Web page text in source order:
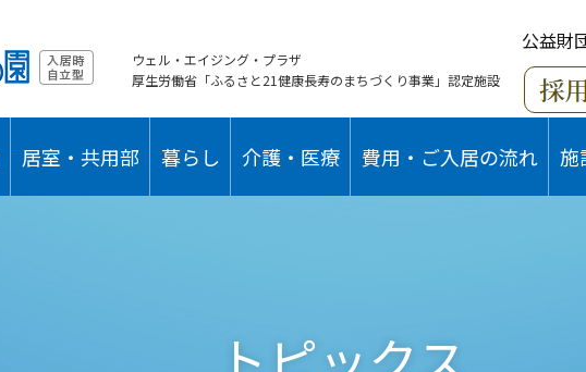
公益財
ウェル・エイジング・プラザ
厚生労働省「ふるさと21健康長寿のまちづくり事業」認定施設
居室・共用部 暮らし 介護・医療 費用・ご入居の流れ 施